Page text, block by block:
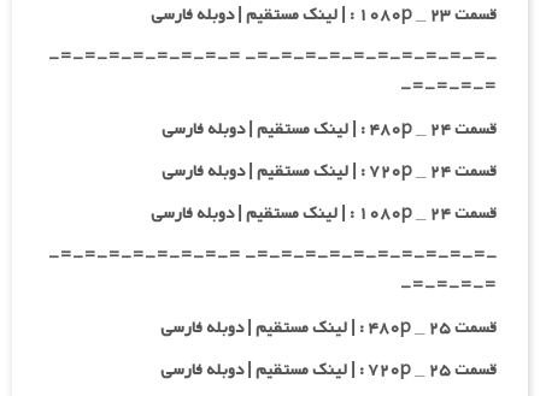
قسمت ۲۳ _ ۱۰۸۰p : | لینک مستقیم | دوبله فارسی
-=-=-=-=-=-=-=-=-=-=- =-=-=-=-=-=-=-=-
=-=-=-=-
قسمت ۲۴ _ ۴۸۰p : | لینک مستقیم | دوبله فارسی
قسمت ۲۴ _ ۷۲۰p : | لینک مستقیم | دوبله فارسی
قسمت ۲۴ _ ۱۰۸۰p : | لینک مستقیم | دوبله فارسی
-=-=-=-=-=-=-=-=-=-=- =-=-=-=-=-=-=-=-
=-=-=-=-
قسمت ۲۵ _ ۴۸۰p : | لینک مستقیم | دوبله فارسی
قسمت ۲۵ _ ۷۲۰p : | لینک مستقیم | دوبله فارسی